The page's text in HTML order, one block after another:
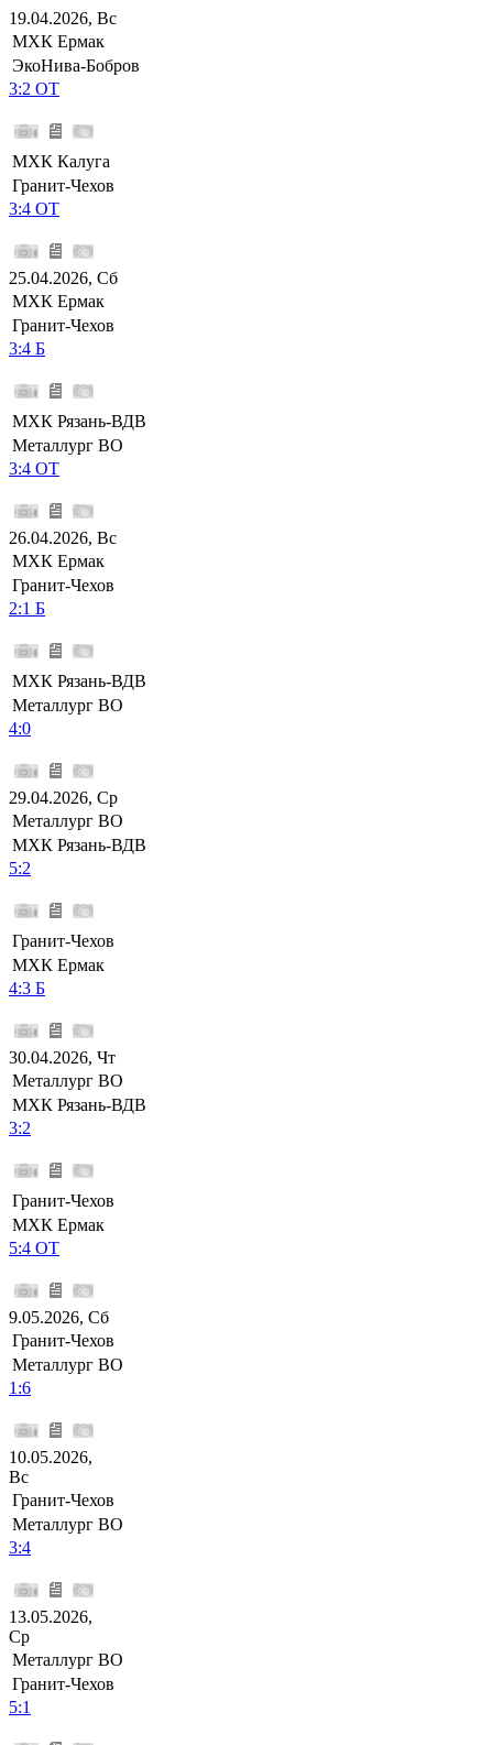
19.04.2026, Вс
МХК Ермак
ЭкоНива-Бобров
3:2 ОТ
МХК Калуга
Гранит-Чехов
3:4 ОТ
25.04.2026, Сб
МХК Ермак
Гранит-Чехов
3:4 Б
МХК Рязань-ВДВ
Металлург ВО
3:4 ОТ
26.04.2026, Вс
МХК Ермак
Гранит-Чехов
2:1 Б
МХК Рязань-ВДВ
Металлург ВО
4:0
29.04.2026, Ср
Металлург ВО
МХК Рязань-ВДВ
5:2
Гранит-Чехов
МХК Ермак
4:3 Б
30.04.2026, Чт
Металлург ВО
МХК Рязань-ВДВ
3:2
Гранит-Чехов
МХК Ермак
5:4 ОТ
9.05.2026, Сб
Гранит-Чехов
Металлург ВО
1:6
10.05.2026,
Вс
Гранит-Чехов
Металлург ВО
3:4
13.05.2026,
Ср
Металлург ВО
Гранит-Чехов
5:1